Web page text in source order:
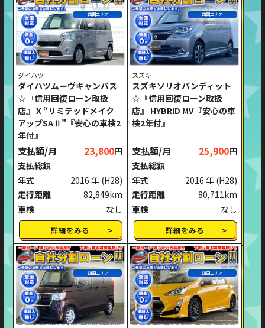
四国エリア
ダイハツ
ダイハツムーヴキャンバス
☆『信用回復ローン取扱
店』 X “リミテッドメイク
アップSAⅡ”『安心の車検2
年付』
支払額/月 23,800円
支払総額
年式
2016 年 (H28)
走行距離
82,849km
車検
なし
詳細をみる
四国エリア
スズキ
スズキソリオバンディット
☆『信用回復ローン取扱
店』 HYBRID MV『安心の車
検2年付』
支払額/月 25,900円
支払総額
年式
2016 年 (H28)
走行距離
80,711km
車検
なし
詳細をみる
四国エリア 四国エリア